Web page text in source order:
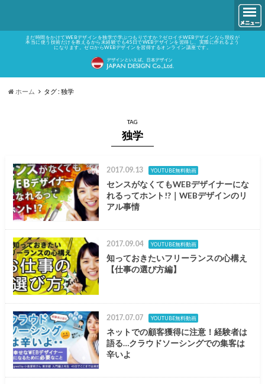
まだ時間をかけてWEBデザインを独学で学ぶつもりですか？ゼロイチWEBデザインなら現役が
本当に使う技術だけを教えるから未経験でも45日でWEBデザインを習得し、実際に作れるよう
になります。ゼロからWEBデザインを習得するオンライン講座です。
ホーム タグ : 独学
TAG
独学
2017.09.13 YOUTUBE無料動画
センスがなくてもWEBデザイナーにな
れるってホント!?｜WEBデザインのリ
アル事情
2017.09.04 YOUTUBE無料動画
知っておきたいフリーランスの心構え
【仕事の選び方編】
2017.07.07 YOUTUBE無料動画
ネットでの顧客獲得に注意！経験者は
語る…クラウドソーシングでの集客は
辛いよ